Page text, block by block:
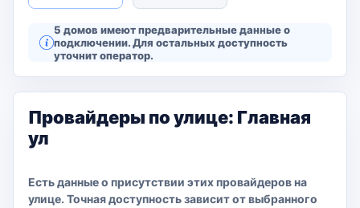
5 домов имеют предварительные данные о
подключении. Для остальных доступность
уточнит оператор.
Провайдеры по улице: Главная
ул
Есть данные о присутствии этих провайдеров на
улице. Точная доступность зависит от выбранного